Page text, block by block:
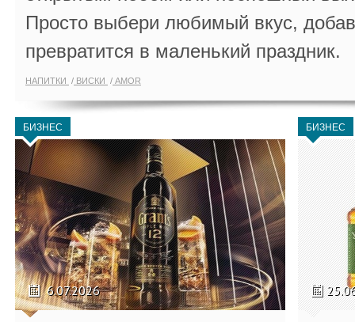
Просто выбери любимый вкус,
превратится в маленький праздник.
НАПИТКИ ВИСКИ AMOR
БИЗНЕС
6.07.2026
БИЗНЕС